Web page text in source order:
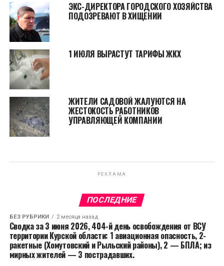
ЭКС-ДИРЕКТОРА ГОРОДСКОГО ХОЗЯЙСТВА
ПОДОЗРЕВАЮТ В ХИЩЕНИИ
1 ИЮЛЯ ВЫРАСТУТ ТАРИФЫ ЖКХ
ЖИТЕЛИ САДОВОЙ ЖАЛУЮТСЯ НА
ЖЕСТОКОСТЬ РАБОТНИКОВ
УПРАВЛЯЮЩЕЙ КОМПАНИИ
РЕКЛАМА
ПОСЛЕДНИЕ
БЕЗ РУБРИКИ 2 месяца назад
Сводка за 3 июня 2026, 404-й день освобождения от ВСУ
территории Курской области: 1 авиационная опасность, 2-
ракетные (Хомутовский и Рыльский районы), 2 — БПЛА; из
мирных жителей — 3 пострадавших.